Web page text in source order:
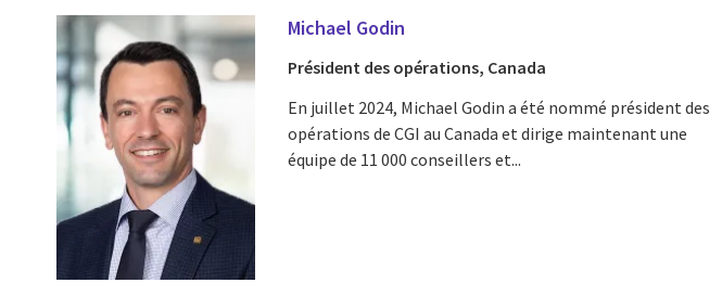
Michael Godin
Président des opérations, Canada
En juillet 2024, Michael Godin a été nommé président des
opérations de CGI au Canada et dirige maintenant une
équipe de 11 000 conseillers et...